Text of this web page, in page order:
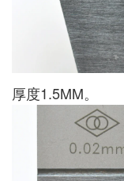
厚度1.5MM。